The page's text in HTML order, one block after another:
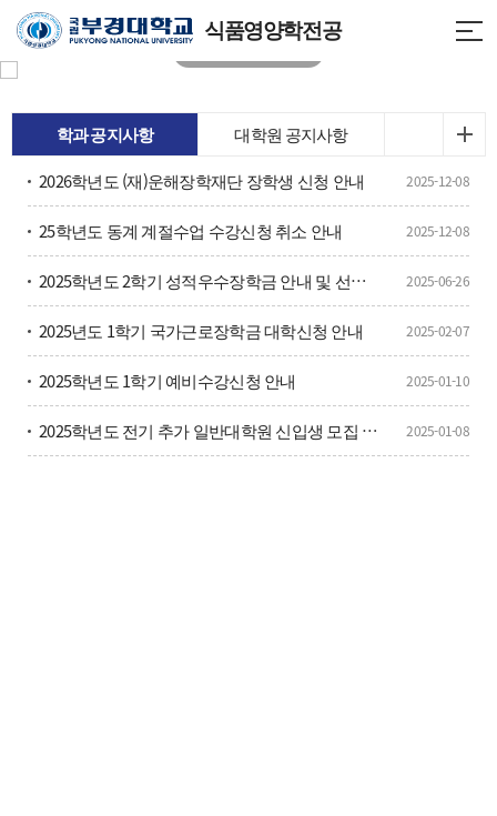
식품영양학전공
학과 공지사항
대학원 공지사항
2026학년도 (재)운해장학재단 장학생 신청 안내
2025-12-08
25학년도 동계 계절수업 수강신청 취소 안내 2025-12-08
2025학년도 2학기 성적우수장학금 안내 및 선발을 위한 토익성적 제출 2025-06-26
2025년도 1학기 국가근로장학금 대학신청 안내 2025-02-07
2025학년도 1학기 예비수강신청 안내 2025-01-10
2025학년도 전기 추가 일반대학원 신입생 모집 안내 2025-01-08